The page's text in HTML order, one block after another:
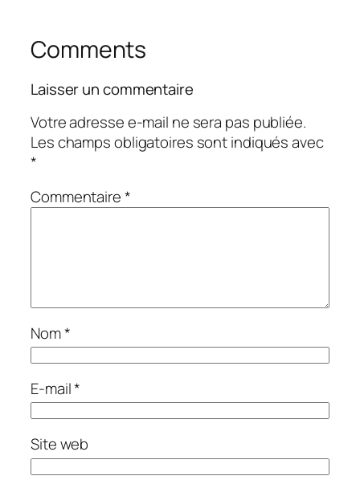
Comments
Laisser un commentaire
Votre adresse e-mail ne sera pas publiée.
Les champs obligatoires sont indiqués avec
*
Commentaire*
Nom*
E-mail*
Site web